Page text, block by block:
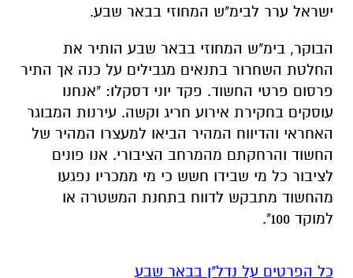
ישראל ערר לבימ"ש המחוזי בבאר שבע.
הבוקר, בימ"ש המחוזי בבאר שבע הותיר את
החלטת השחרור בתנאים מגבילים על כנה אך התיר
פרסום פרטי החשוד. פקד יוני דסקלו: "אנחנו
עוסקים בחקירת אירוע חריג וקשה. עירנות המבוגר
האחראי והדיווח המהיר הביאו למעצרו המהיר של
החשוד והרחקתם מהמרחב הציבורי. אנו פונים
לציבור כל מי שבידו חשש כי מי ממכריו נפגעו
מהחשוד מתבקש לדווח בתחנת המשטרה או
למוקד 100".
כל הפרטים על נדל"ן בבאר שבע